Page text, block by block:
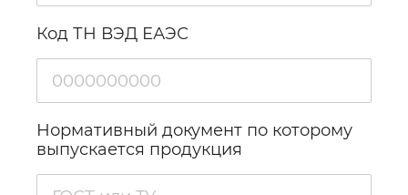
Код ТН ВЭД ЕАЭС
Нормативный документ по которому
выпускается продукция